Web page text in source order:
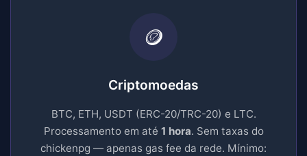
🪙
Criptomoedas
BTC, ETH, USDT (ERC-20/TRC-20) e LTC.
Processamento em até 1 hora. Sem taxas do
chickenpg — apenas gas fee da rede. Mínimo: